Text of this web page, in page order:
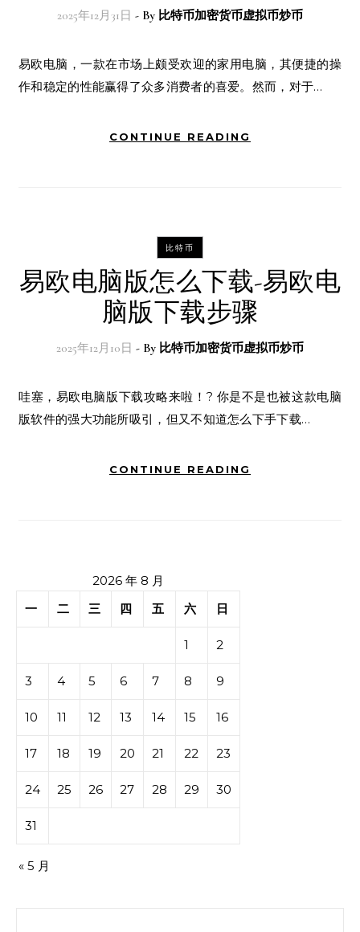
2025年12月31日 - By 比特币加密货币虚拟币炒币
易欧电脑，一款在市场上颇受欢迎的家用电脑，其便捷的操
作和稳定的性能赢得了众多消费者的喜爱。然而，对于…
CONTINUE READING
比特币
易欧电脑版怎么下载-易欧电
脑版下载步骤
2025年12月10日 - By 比特币加密货币虚拟币炒币
哇塞，易欧电脑版下载攻略来啦！? 你是不是也被这款电脑
版软件的强大功能所吸引，但又不知道怎么下手下载…
CONTINUE READING
2026 年 8 月
一
二 三 四 五 六 日
1 2
3 4 5 6 7 8 9
10 11 12 13 14 15 16
17 18 19 20 21 22 23
24 25 26 27 28 29 30
31
« 5 月